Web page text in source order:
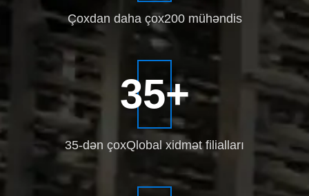
Çoxdan daha çox200 mühəndis
35+
35-dən çoxQlobal xidmət filialları